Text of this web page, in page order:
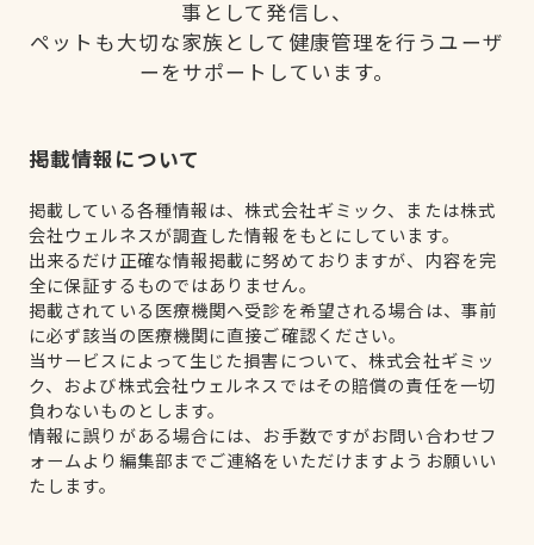
事として発信し、
ペットも大切な家族として健康管理を行うユーザ
ーをサポートしています。
掲載情報について
掲載している各種情報は、株式会社ギミック、または株式
会社ウェルネスが調査した情報をもとにしています。
出来るだけ正確な情報掲載に努めておりますが、内容を完
全に保証するものではありません。
掲載されている医療機関へ受診を希望される場合は、事前
に必ず該当の医療機関に直接ご確認ください。
当サービスによって生じた損害について、株式会社ギミッ
ク、および株式会社ウェルネスではその賠償の責任を一切
負わないものとします。
情報に誤りがある場合には、お手数ですがお問い合わせフ
ォームより編集部までご連絡をいただけますようお願いい
たします。